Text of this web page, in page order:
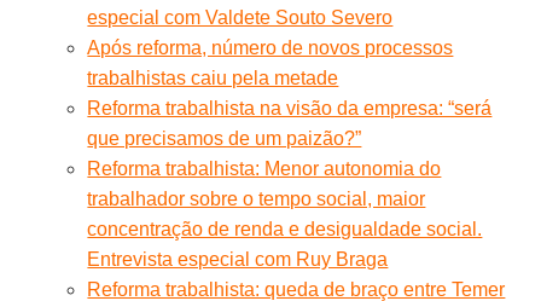
especial com Valdete Souto Severo
Após reforma, número de novos processos
trabalhistas caiu pela metade
Reforma trabalhista na visão da empresa: “será
que precisamos de um paizão?”
Reforma trabalhista: Menor autonomia do
trabalhador sobre o tempo social, maior
concentração de renda e desigualdade social.
Entrevista especial com Ruy Braga
Reforma trabalhista: queda de braço entre Temer